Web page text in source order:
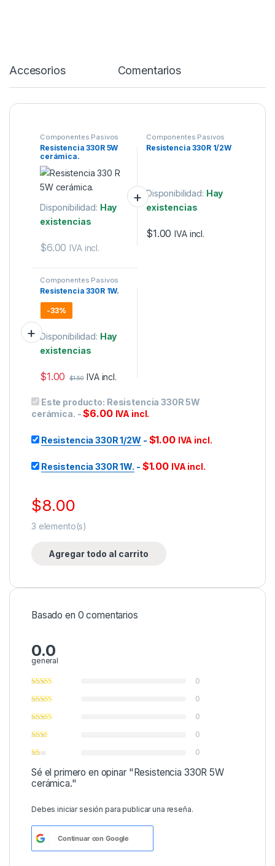
Accesorios Comentarios
Componentes Pasivos
Resistencia 330R 5W
cerámica.
Disponibilidad: Hay
existencias
$6.00 IVA incl.
Componentes Pasivos
Resistencia 330R 1/2W
Disponibilidad: Hay
existencias
$1.00 IVA incl.
Componentes Pasivos
Resistencia 330R 1W.
-33%
Disponibilidad: Hay
existencias
$1.00 $1.50 IVA incl.
Este producto: Resistencia 330R 5W
cerámica. -$6.00 IVA incl.
Resistencia 330R 1/2W - $1.00 IVA incl.
Resistencia 330R 1W. - $1.00 IVA incl.
$8.00
3 elemento(s)
Agregar todo al carrito
Basado en 0 comentarios
0.0
general
0
0
0
0
0
Sé el primero en opinar "Resistencia 330R 5W
cerámica."
Debesiniciar sesión para publicar una reseña.
Continuar conGoogle